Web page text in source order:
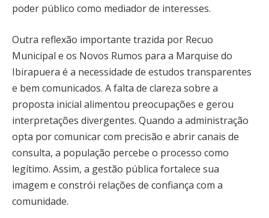
poder público como mediador de interesses.
Outra reflexão importante trazida por Recuo
Municipal e os Novos Rumos para a Marquise do
Ibirapuera é a necessidade de estudos transparentes
e bem comunicados. A falta de clareza sobre a
proposta inicial alimentou preocupações e gerou
interpretações divergentes. Quando a administração
opta por comunicar com precisão e abrir canais de
consulta, a população percebe o processo como
legítimo. Assim, a gestão pública fortalece sua
imagem e constrói relações de confiança com a
comunidade.